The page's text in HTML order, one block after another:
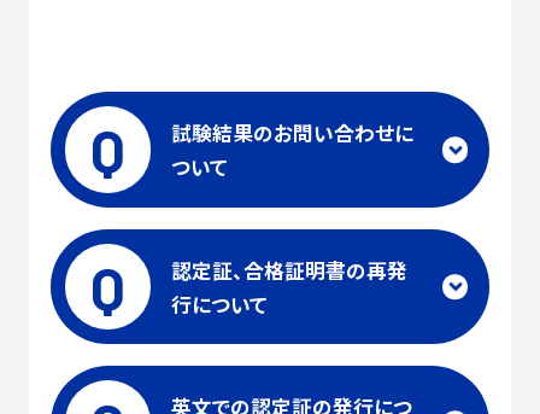
Q
試験結果のお問い合わせに
ついて
Q
認定証、合格証明書の再発
行について
英文での認定証の発行につ